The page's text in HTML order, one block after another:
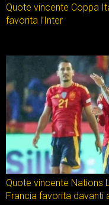
Quote vincente Coppa
favorita l’Inter
Quote vincente Nations
Francia favorita davanti